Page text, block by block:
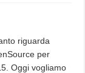
riguarda
per
Oggi vogliamo